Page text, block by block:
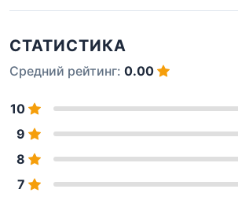
СТАТИСТИКА
Средний рейтинг: 0.00
10
9
8
7